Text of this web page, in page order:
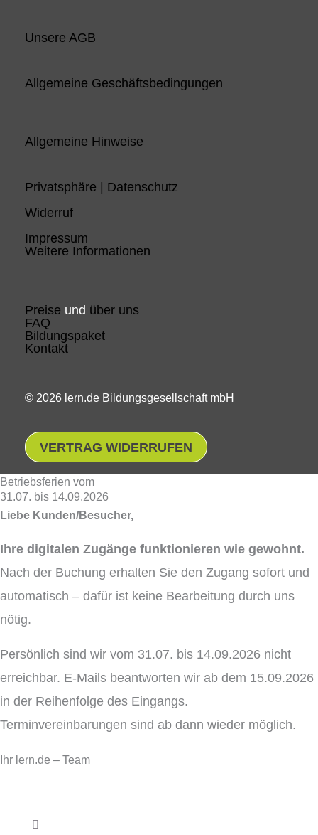
Unsere AGB
Allgemeine Geschäftsbedingungen
Allgemeine Hinweise
Privatsphäre | Datenschutz
Widerruf
Impressum
Weitere Informationen
Preise und über uns
FAQ
Bildungspaket
Kontakt
© 2026 lern.de Bildungsgesellschaft mbH
VERTRAG WIDERRUFEN
Betriebsferien vom
31.07. bis 14.09.2026
Liebe Kunden/Besucher,
Ihre digitalen Zugänge funktionieren wie gewohnt.
Nach der Buchung erhalten Sie den Zugang sofort und
automatisch – dafür ist keine Bearbeitung durch uns
nötig.
Persönlich sind wir vom 31.07. bis 14.09.2026 nicht
erreichbar. E-Mails beantworten wir ab dem 15.09.2026
in der Reihenfolge des Eingangs.
Terminvereinbarungen sind ab dann wieder möglich.
Ihr lern.de – Team